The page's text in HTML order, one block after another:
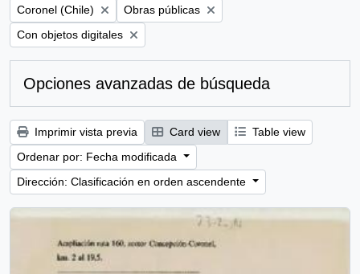
Remove filter:
Coronel (Chile) Remove filter:
Obras públicas
Remove filter:
Con objetos digitales
Opciones avanzadas de búsqueda
Imprimir vista previa Card view
Table view
Ordenar por: Fecha modificada
Dirección: Clasificación en orden ascendente